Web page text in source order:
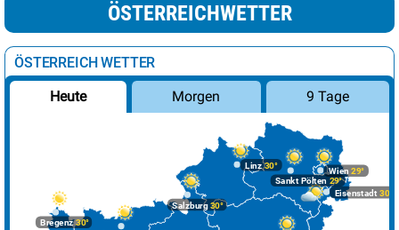
ÖSTERREICHWETTER
ÖSTERREICH WETTER
Heute Morgen 9 Tage
Bregenz30°
Linz30°
Salzburg30°
Wien 29°
Eisenstadt 30°
Sankt Pölten 29°